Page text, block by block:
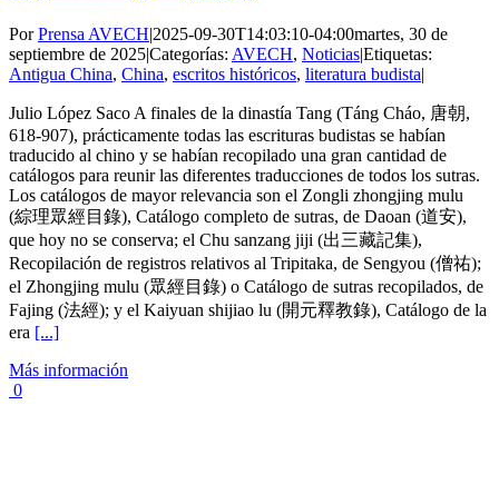
PorPrensa AVECH|2025-09-30T14:03:10-04:00martes, 30 de
septiembre de 2025|Categorías: AVECH, Noticias|Etiquetas:
Antigua China, China, escritos históricos, literatura budista|
Julio López Saco A finales de la dinastía Tang (Táng Cháo, 唐朝,
618-907), prácticamente todas las escrituras budistas se habían
traducido al chino y se habían recopilado una gran cantidad de
catálogos para reunir las diferentes traducciones de todos los sutras.
Los catálogos de mayor relevancia son el Zongli zhongjing mulu
(綜理眾經目錄), Catálogo completo de sutras, de Daoan (道安),
que hoy no se conserva; el Chu sanzang jiji (出三藏記集),
Recopilación de registros relativos al Tripitaka, de Sengyou (僧祐);
el Zhongjing mulu (眾經目錄) o Catálogo de sutras recopilados, de
Fajing (法經); y el Kaiyuan shijiao lu (開元釋教錄), Catálogo de la
era [...]
Más información
0